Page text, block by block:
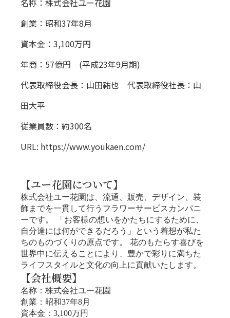
創業：昭和37年8月
資本金：3,100万円
年商：57億円 (平成23年9月期)
代表取締役会長：山田祐也 代表取締役社長：山
田大平
従業員数：約300名
URL: https://www.youkaen.com/
【ユー花園について】
株式会社ユー花園は、流通、販売、デザイン、装
飾までを一貫して行うフラワーサービスカンパニ
ーです。 「お客様の想いをかたちにするために、
自分達には何ができるだろう」という着想が私た
ちのものづくりの原点です。 花のもたらす喜びを
世界中に伝えることにより、豊かで彩りに満ちた
ライフスタイルと文化の向上に貢献いたします。
【会社概要】
名称：株式会社ユー花園
創業：昭和37年8月
資本金：3,100万円